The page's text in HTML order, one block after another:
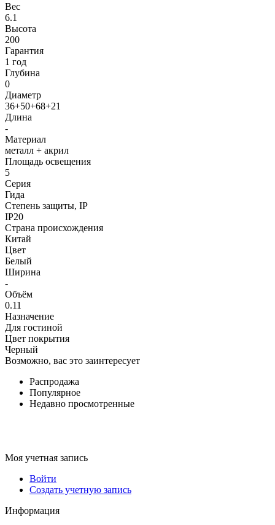
Вес
6.1
Высота
200
Гарантия
1 год
Глубина
0
Диаметр
36+50+68+21
Длина
-
Материал
металл + акрил
Площадь освещения
5
Серия
Гида
Степень защиты, IP
IP20
Страна происхождения
Китай
Цвет
Белый
Ширина
-
Объём
0.11
Назначение
Для гостиной
Цвет покрытия
Черный
Возможно, вас это заинтересует
Распродажа
Популярное
Недавно просмотренные
Моя учетная запись
Войти
Создать учетную запись
Информация